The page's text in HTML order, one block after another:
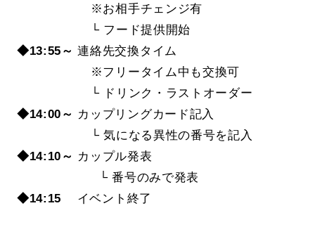
※お相手チェンジ有
└ フード提供開始
◆13:55～ 連絡先交換タイム
※フリータイム中も交換可
└ ドリンク・ラストオーダー
◆14:00～ カップリングカード記入
└ 気になる異性の番号を記入
◆14:10～ カップル発表
└ 番号のみで発表
◆14:15 イベント終了